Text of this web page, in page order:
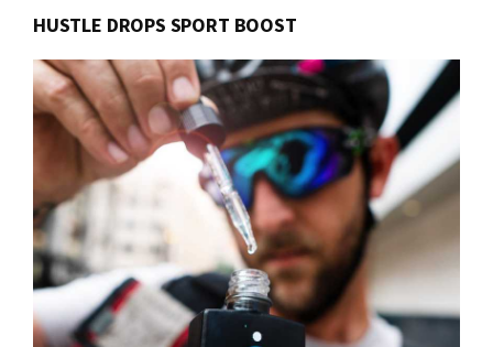
HUSTLE DROPS SPORT BOOST